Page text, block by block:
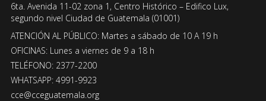
6ta. Avenida 11-02 zona 1, Centro Histórico – Edifico Lux,
segundo nivel Ciudad de Guatemala (01001)
ATENCIÓN AL PÚBLICO: Martes a sábado de 10 A 19 h
OFICINAS: Lunes a viernes de 9 a 18 h
TELÉFONO: 2377-2200
WHATSAPP: 4991-9923
cce@cceguatemala.org